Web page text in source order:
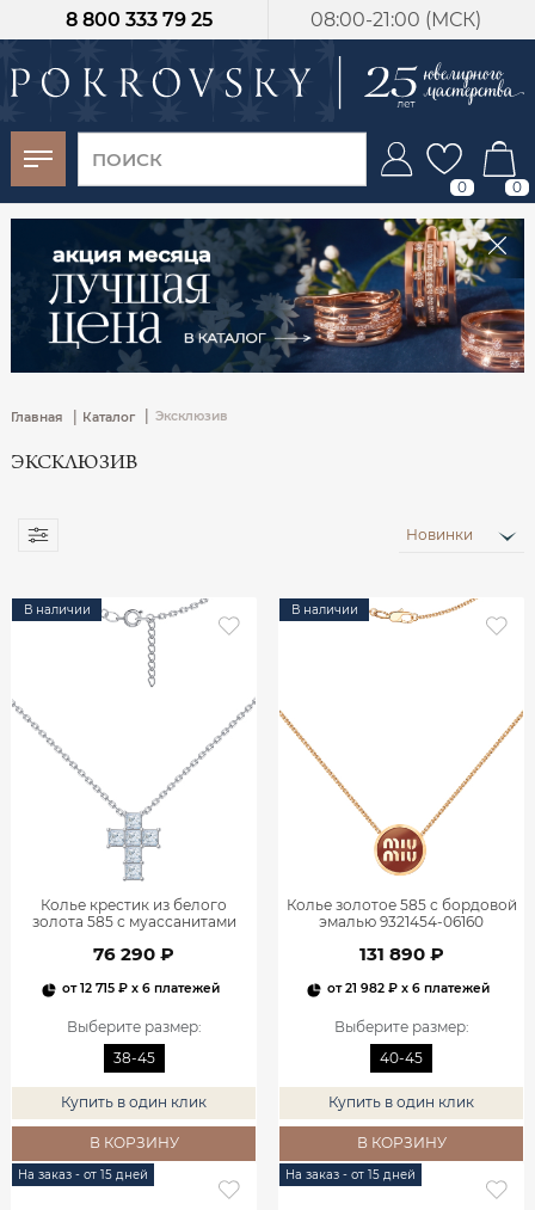
08:00-21:00 (МСК)
8 800 333 79 25
0 0
Главная | Каталог Эксклюзив
ЭКСКЛЮЗИВ
Новинки
В наличии
Колье крестик из белого
золота 585 с муассанитами
76 290 ₽
от12 715 ₽ x 6 платежей
Выберите размер:
38-45
Купить в один клик
В КОРЗИНУ
В наличии
Колье золотое 585 с бордовой
эмалью 9321454-06160
131 890 ₽
от21 982 ₽ x 6 платежей
Выберите размер:
40-45
Купить в один клик
В КОРЗИНУ
На заказ - от 15 дней На заказ - от 15 дней
-30%
от 15 дней с
момента оплаты